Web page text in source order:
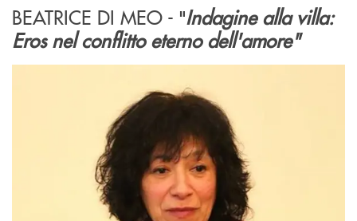
BEATRICE DI MEO - "Indagine alla villa:
Eros nel conflitto eterno dell'amore"